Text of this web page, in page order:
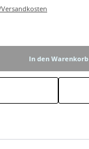
In den Warenkorb